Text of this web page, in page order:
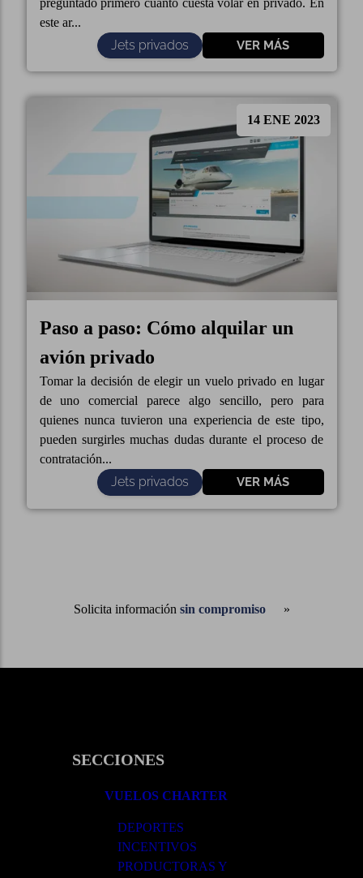
este ar...
Jets privados VER MÁS
14 ENE 2023
Paso a paso: Cómo alquilar un
avión privado
Tomar la decisión de elegir un vuelo privado en lugar
de uno comercial parece algo sencillo, pero para
quienes nunca tuvieron una experiencia de este tipo,
pueden surgirles muchas dudas durante el proceso de
contratación...
Jets privados VER MÁS
Solicita información sin compromiso
SECCIONES
VUELOS CHARTER
DEPORTES
INCENTIVOS
PRODUCTORAS Y